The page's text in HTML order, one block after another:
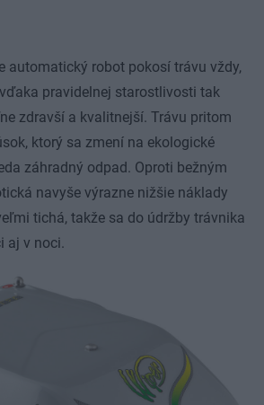
automatický robot pokosí trávu vždy,
pravidelnej starostlivosti tak
zdravší a kvalitnejší. Trávu pritom
ktorý sa zmení na ekologické
záhradný odpad. Oproti bežným
navyše výrazne nižšie náklady
tichá, takže sa do údržby trávnika
aj v noci.